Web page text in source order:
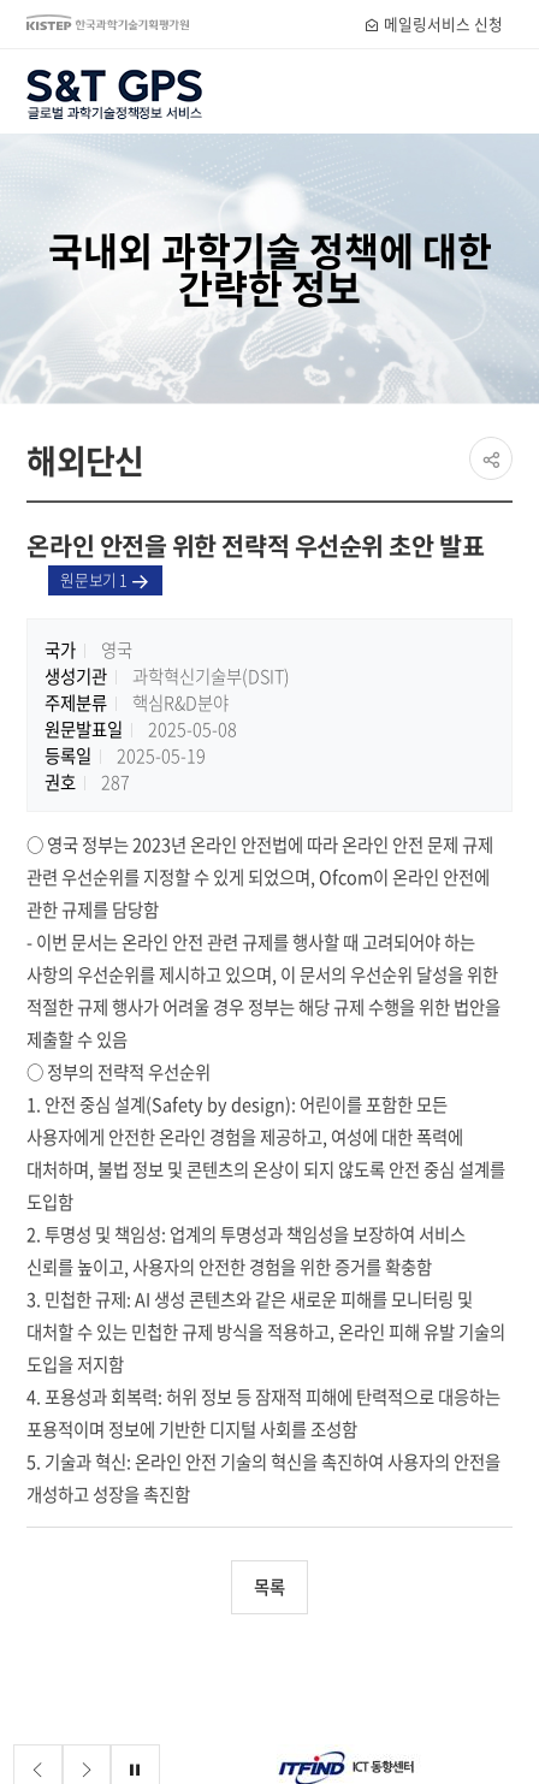
S&T GPS
메일링서비스 신청
국내외 과학기술 정책에 대한
간략한 정보
해외단신
페이지
공유
share
온라인 안전을 위한 전략적 우선순위 초안 발표
원문보기 1
국가
영국
생성기관
과학혁신기술부(DSIT)
주제분류
핵심R&D분야
원문발표일
2025-05-08
등록일
2025-05-19
권호
287
○ 영국 정부는 2023년 온라인 안전법에 따라 온라인 안전 문제 규제
관련 우선순위를 지정할 수 있게 되었으며, Ofcom이 온라인 안전에
관한 규제를 담당함
- 이번 문서는 온라인 안전 관련 규제를 행사할 때 고려되어야 하는
사항의 우선순위를 제시하고 있으며, 이 문서의 우선순위 달성을 위한
적절한 규제 행사가 어려울 경우 정부는 해당 규제 수행을 위한 법안을
제출할 수 있음
○ 정부의 전략적 우선순위
1. 안전 중심 설계(Safety by design): 어린이를 포함한 모든
사용자에게 안전한 온라인 경험을 제공하고, 여성에 대한 폭력에
대처하며, 불법 정보 및 콘텐츠의 온상이 되지 않도록 안전 중심 설계를
도입함
2. 투명성 및 책임성: 업계의 투명성과 책임성을 보장하여 서비스
신뢰를 높이고, 사용자의 안전한 경험을 위한 증거를 확충함
3. 민첩한 규제: AI 생성 콘텐츠와 같은 새로운 피해를 모니터링 및
대처할 수 있는 민첩한 규제 방식을 적용하고, 온라인 피해 유발 기술의
도입을 저지함
4. 포용성과 회복력: 허위 정보 등 잠재적 피해에 탄력적으로 대응하는
포용적이며 정보에 기반한 디지털 사회를 조성함
5. 기술과 혁신: 온라인 안전 기술의 혁신을 촉진하여 사용자의 안전을
개성하고 성장을 촉진함
목록
배너존